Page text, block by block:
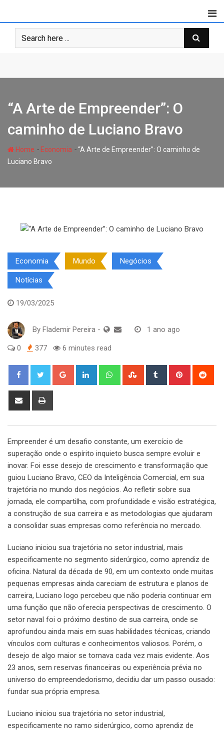
content
“A Arte de Empreender”: O
caminho de Luciano Bravo
Home - Economia -“A Arte de Empreender”: O caminho de
Luciano Bravo
Economia Mundo Negócios
Notícias
19/03/2025
By Flademir Pereira - 1 ano ago
0 377 6 minutes read
Google+ LinkedIn WhatsappStumbleUpon
Tumblr Pinterest
Share
Empreender é um desafio constante, um exercício de
superação onde o espírito inquieto busca sempre evoluir e
inovar. Foi esse desejo de crescimento e transformação que
guiou Luciano Bravo, CEO da Inteligência Comercial, em sua
trajetória no mundo dos negócios. Ao refletir sobre sua
jornada, ele compartilha, com profundidade e visão estratégica,
a construção de sua carreira e as metodologias que ajudaram
a consolidar suas empresas como referência no mercado.
Luciano iniciou sua trajetória no setor industrial, mais
especificamente no segmento siderúrgico, como aprendiz de
oficina. Natural da década de 90, em um contexto onde muitas
pequenas empresas ainda careciam de estrutura e planos de
carreira, Luciano logo percebeu que não poderia continuar em
uma função que não oferecia perspectivas de crescimento. O
setor naval foi o próximo destino de sua carreira, onde se
aprofundou ainda mais em suas habilidades técnicas, criando
vínculos com culturas e conhecimentos valiosos. Porém, o
desejo de algo maior se tornava cada vez mais evidente. Aos
23 anos, sem reservas financeiras ou experiência prévia no
universo do empreendedorismo, decidiu dar um passo ousado:
fundar sua própria empresa.
Luciano iniciou sua trajetória no setor industrial,
especificamente no ramo siderúrgico, como aprendiz de